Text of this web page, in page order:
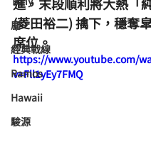
鹿
經典戰線
Ramos
Hawaii
駿源
(菱田裕二) 擒下，穩奪
席位。
https://www.youtube.com/
v=Fll1yEy7FMQ